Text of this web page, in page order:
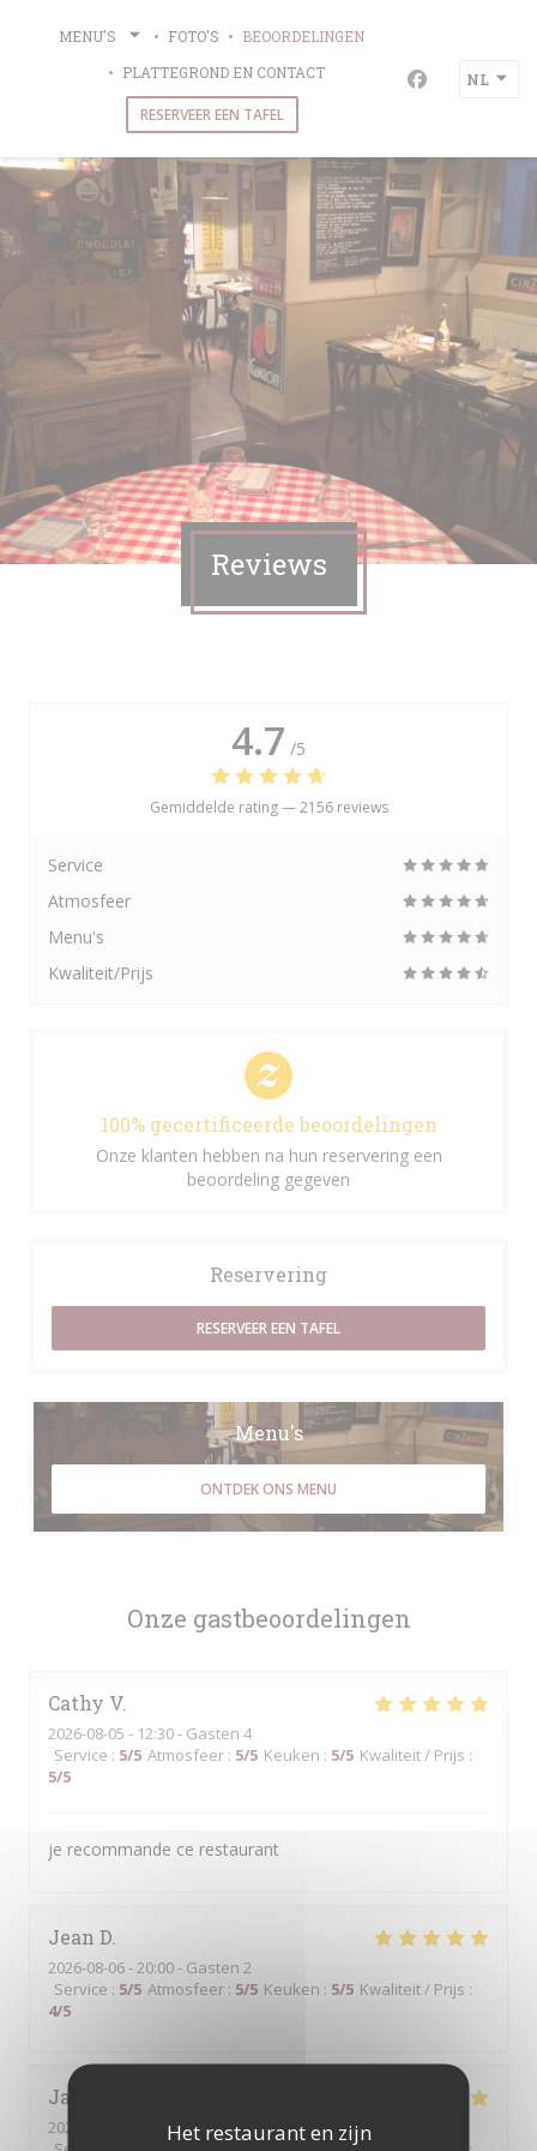
Het restaurant en zijn
MENU'S FOTO'S
BEOORDELINGEN
PLATTEGROND EN CONTACT
RESERVEER EEN TAFEL
Facebook
NL
Reviews
Onze gastbeoordelingen
Cathy V
2026-08-05 - 12:30 - Gasten 4
Service : 5/5 Atmosfeer : 5/5 Keuken : 5/5 Kwaliteit / Prijs :
5/5
je recommande ce restaurant
Jean D
2026-08-06- 20:00 - Gasten 2
Service : 5/5 Atmosfeer : 5/5 Keuken : 5/5 Kwaliteit / Prijs :
4/5
Jacques
2026-08-06
- 12:30 - Gasten 2
4.7 /5
Gemiddelde rating —2156 reviews
Service
Atmosfeer
Menu's
Kwaliteit/Prijs
100% gecertificeerde beoordelingen
Onze klanten hebben na hun reservering een
beoordeling gegeven
Reservering
RESERVEER EEN TAFEL
Menu's
ONTDEK ONS MENU